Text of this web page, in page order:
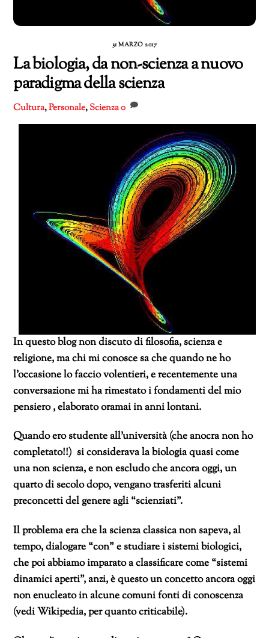
31 MARZO 2017
La biologia, da non-scienza a nuovo
paradigma della scienza
Cultura,Personale,Scienza0
In questo blog non discuto di filosofia, scienza e
religione, ma chi mi conosce sa che quando ne ho
l’occasione lo faccio volentieri, e recentemente una
conversazione mi ha rimestato i fondamenti del mio
pensiero , elaborato oramai in anni lontani.
Quando ero studente all’università (che anocra non ho
completato!!) si considerava la biologia quasi come
una non scienza, e non escludo che ancora oggi, un
quarto di secolo dopo, vengano trasferiti alcuni
preconcetti del genere agli “scienziati”.
Il problema era che la scienza classica non sapeva, al
tempo, dialogare “con” e studiare i sistemi biologici,
che poi abbiamo imparato a classificare come “sistemi
dinamici aperti”, anzi, è questo un concetto ancora oggi
non enucleato in alcune comuni fonti di conoscenza
(vedi Wikipedia, per quanto criticabile).